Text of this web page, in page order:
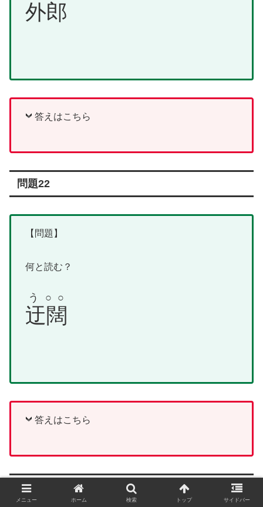
外郎
答えはこちら
問題22
【問題】
何と読む？
迂闊
う○○
答えはこちら
問題23
メニュー ホーム 検索 トップ サイドバー